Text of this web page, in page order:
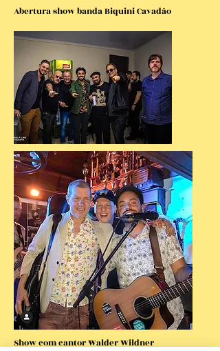
Abertura show banda Biquini Cavadão
Show com cantor Walder Wildner